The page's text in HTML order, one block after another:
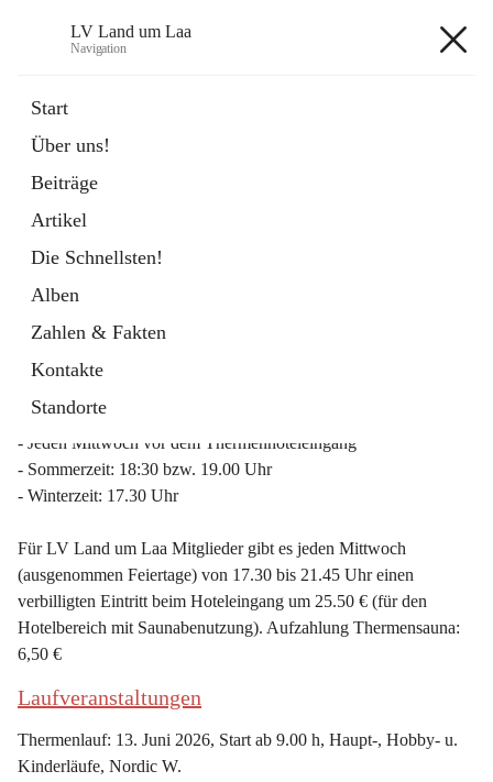
LV Land um Laa
Navigation
Start
Über uns!
Beiträge
Artikel
Die Schnellsten!
Alben
Zahlen & Fakten
Kontakte
Standorte
Externe Webseite
in
Tab
Mitgliederinfo 2026
Lauftreff
- Jeden Mittwoch vor dem Thermenhoteleingang
- Sommerzeit: 18:30 bzw. 19.00 Uhr
- Winterzeit: 17.30 Uhr
Für LV Land um Laa Mitglieder gibt es jeden Mittwoch
(ausgenommen Feiertage) von 17.30 bis 21.45 Uhr einen
verbilligten Eintritt beim Hoteleingang um 25.50 € (für den
Hotelbereich mit Saunabenutzung). Aufzahlung Thermensauna:
6,50 €
Laufveranstaltungen
Thermenlauf: 13. Juni 2026, Start ab 9.00 h, Haupt-, Hobby- u.
Kinderläufe, Nordic W.